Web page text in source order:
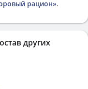
рацион».
других